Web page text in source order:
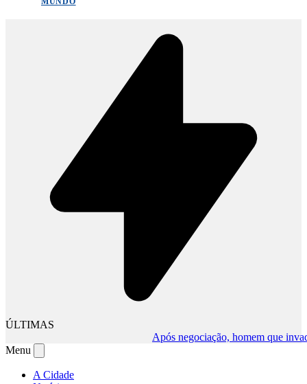
ÚLTIMAS
Após negociação, homem que invadiu
Menu
A Cidade